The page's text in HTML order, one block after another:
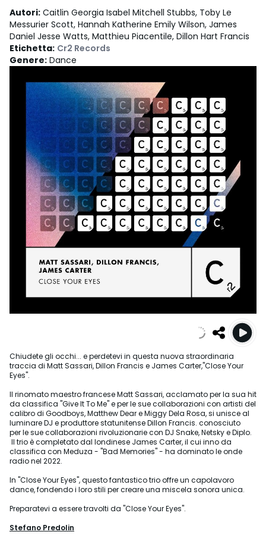
Autori: Caitlin Georgia Isabel Mitchell Stubbs, Toby Le
Messurier Scott, Hannah Katherine Emily Wilson, James
Daniel Jesse Watts, Matthieu Piacentile, Dillon Hart Francis
Etichetta: Cr2 Records
Genere: Dance
Chiudete gli occhi... e perdetevi in questa nuova straordinaria
traccia di Matt Sassari, Dillon Francis e James Carter,"Close Your
Eyes".
Il rinomato maestro francese Matt Sassari, acclamato per la sua hit
da classifica "Give It To Me" e per le sue collaborazioni con artisti del
calibro di Goodboys, Matthew Dear e Miggy Dela Rosa, si unisce al
luminare DJ e produttore statunitense Dillon Francis. conosciuto
per le sue collaborazioni rivoluzionarie con DJ Snake, Netsky e Diplo.
Il trio è completato dal londinese James Carter, il cui inno da
classifica con Meduza - "Bad Memories" - ha dominato le onde
radio nel 2022.
In "Close Your Eyes", questo fantastico trio offre un capolavoro
dance, fondendo i loro stili per creare una miscela sonora unica.
Preparatevi a essere travolti da "Close Your Eyes".
Stefano Predolin